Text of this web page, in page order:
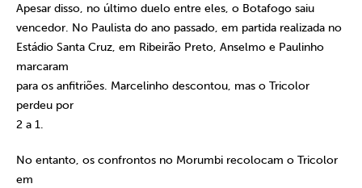
Apesar disso, no último duelo entre eles, o Botafogo saiu
vencedor. No Paulista do ano passado, em partida realizada no
Estádio Santa Cruz, em Ribeirão Preto, Anselmo e Paulinho
marcaram
para os anfitriões. Marcelinho descontou, mas o Tricolor
perdeu por
2 a 1.
No entanto, os confrontos no Morumbi recolocam o Tricolor
em